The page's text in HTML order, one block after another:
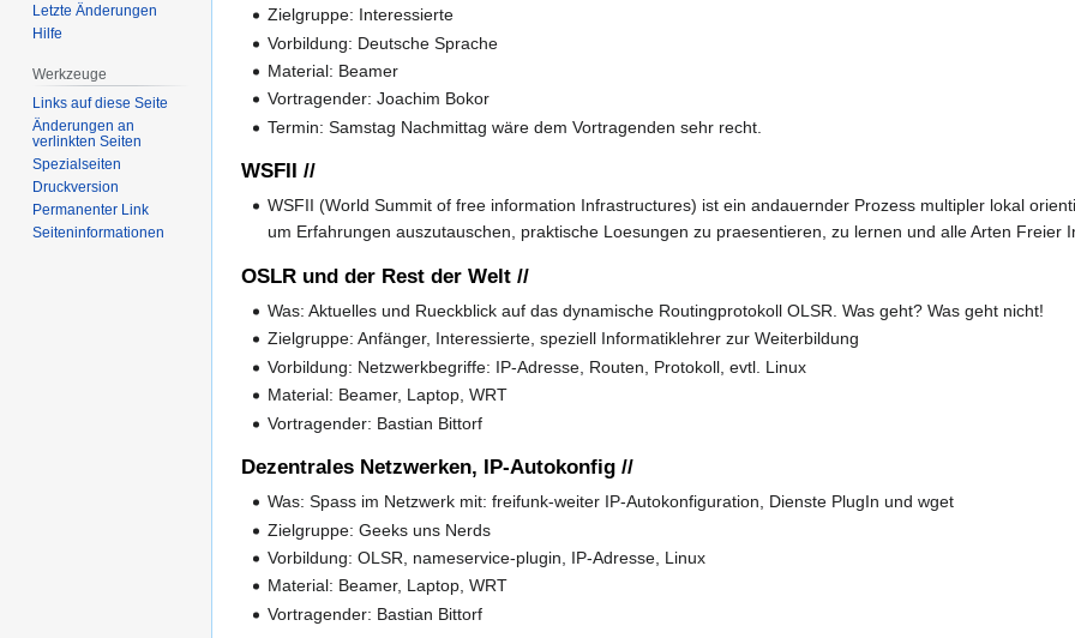
Zielgruppe: Interessierte
Vorbildung: Deutsche Sprache
Material: Beamer
Vortragender: Joachim Bokor
Termin: Samstag Nachmittag wäre dem Vortragenden sehr recht.
WSFII //
WSFII (World Summit of free information Infrastructures) ist ein andauernder Prozess multipler lokal
um Erfahrungen auszutauschen, praktische Loesungen zu praesentieren, zu lernen und alle Arten
OSLR und der Rest der Welt //
Was: Aktuelles und Rueckblick auf das dynamische Routingprotokoll OLSR. Was geht? Was geht nicht!
Zielgruppe: Anfänger, Interessierte, speziell Informatiklehrer zur Weiterbildung
Vorbildung: Netzwerkbegriffe: IP-Adresse, Routen, Protokoll, evtl. Linux
Material: Beamer, Laptop, WRT
Vortragender: Bastian Bittorf
Dezentrales Netzwerken, IP-Autokonfig //
Was: Spass im Netzwerk mit: freifunk-weiter IP-Autokonfiguration, Dienste PlugIn und wget
Zielgruppe: Geeks uns Nerds
Vorbildung: OLSR, nameservice-plugin, IP-Adresse, Linux
Material: Beamer, Laptop, WRT
Vortragender: Bastian Bittorf
Letzte Änderungen
Hilfe
Werkzeuge
Links auf diese Seite
Änderungen an
verlinkten Seiten
Spezialseiten
Druckversion
Permanenter Link
Seiten­informationen